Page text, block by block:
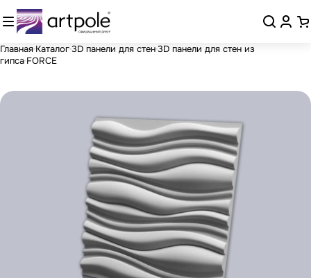
Главная Каталог3D панели для стен3D панели для стен из
гипса FORCE